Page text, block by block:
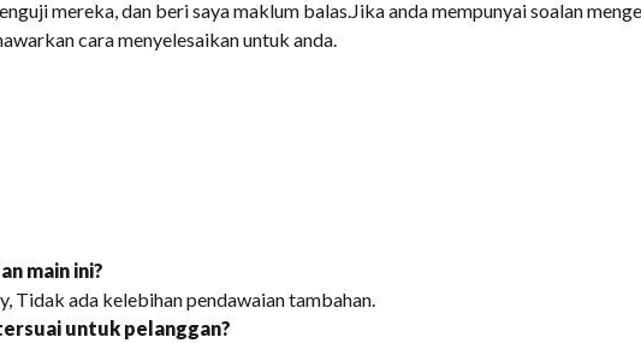
mereka, dan beri saya maklum balas.Jika anda mempunyai soalan
cara menyelesaikan untuk anda.
main ini?
Tidak ada kelebihan pendawaian tambahan.
untuk pelanggan?